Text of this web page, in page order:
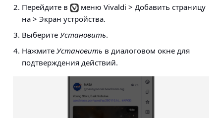
Перейдите в
меню Vivaldi > Добавить страницу
на > Экран устройства.
Выберите Установить.
Нажмите Установить в диалоговом окне для
подтверждения действий.